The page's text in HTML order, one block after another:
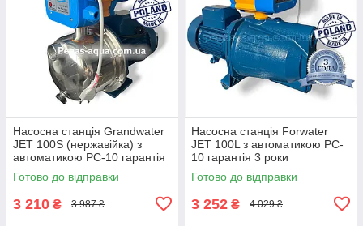
Насосна станція Grandwater
JET 100S (нержавійка) з
автоматикою PC-10 гарантія
3 роки
Готово до відправки
3 210 ₴ 3 987 ₴
Насосна станція Forwater
JET 100L з автоматикою PC-
10 гарантія 3 роки
Готово до відправки
3 252 ₴ 4 029 ₴